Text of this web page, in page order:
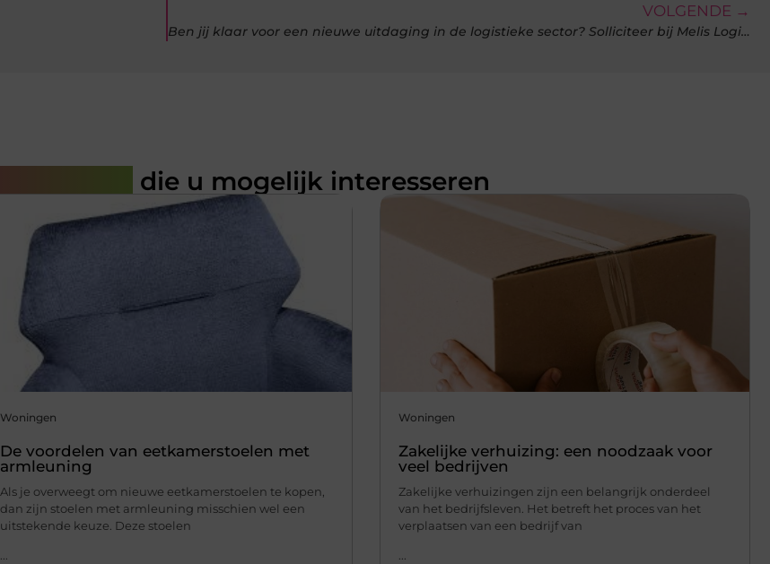
VOLGENDE →
Ben jij klaar voor een nieuwe uitdaging in de logistieke sector? Solliciteer bij Melis Logistics!
die u mogelijk interesseren
Woningen
De voordelen van eetkamerstoelen met
armleuning
Als je overweegt om nieuwe eetkamerstoelen te kopen,
dan zijn stoelen met armleuning misschien wel een
uitstekende keuze. Deze stoelen
...
Woningen
Zakelijke verhuizing: een noodzaak voor
veel bedrijven
Zakelijke verhuizingen zijn een belangrijk onderdeel
van het bedrijfsleven. Het betreft het proces van het
verplaatsen van een bedrijf van
...